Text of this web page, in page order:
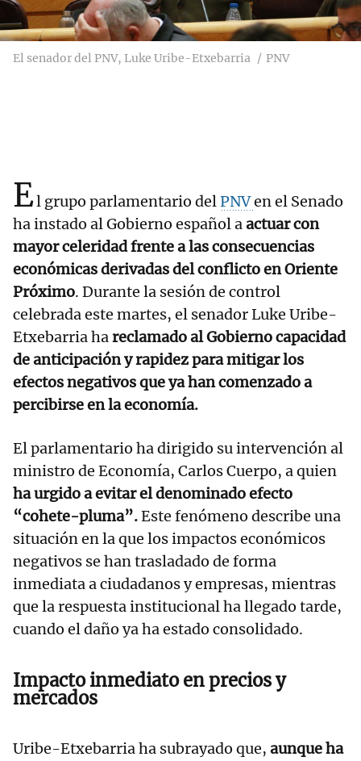
El senador del PNV, Luke Uribe-Etxebarria PNV
El grupo parlamentario delPNVen el Senado
ha instado al Gobierno español aactuar con
mayor celeridad frente a las consecuencias
económicas derivadas del conflicto en Oriente
Próximo. Durante la sesión de control
celebrada este martes, el senador Luke Uribe-
Etxebarria hareclamado al Gobierno capacidad
de anticipación y rapidez para mitigar los
efectos negativos que ya han comenzado a
percibirse en la economía.
El parlamentario ha dirigido su intervención al
ministro de Economía, Carlos Cuerpo, a quien
ha urgido a evitar el denominado efecto
“cohete-pluma”.Este fenómeno describe una
situación en la que los impactos económicos
negativos se han trasladado de forma
inmediata a ciudadanos y empresas, mientras
que la respuesta institucional ha llegado tarde,
cuando el daño ya ha estado consolidado.
Impacto inmediato en precios y
mercados
Uribe-Etxebarria ha subrayado que, aunque ha